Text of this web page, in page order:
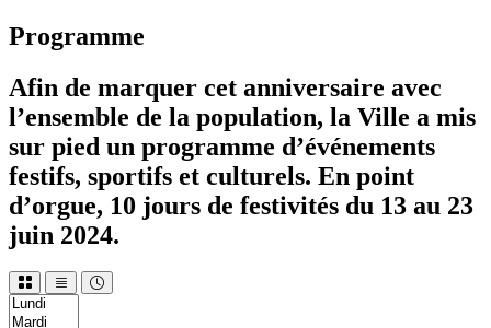
Programme
Afin de marquer cet anniversaire avec
l’ensemble de la population, la Ville a mis
sur pied un programme d’événements
festifs, sportifs et culturels. En point
d’orgue, 10 jours de festivités du 13 au 23
juin 2024.